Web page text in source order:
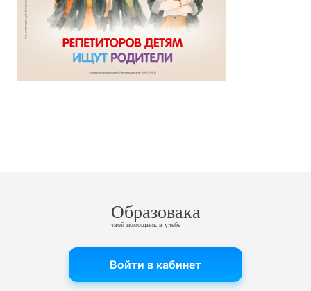
Образовака
твой помощник в учебе
Войти в кабинет